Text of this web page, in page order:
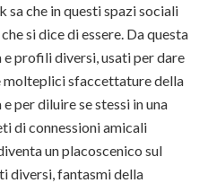
che in questi spazi sociali
si dice di essere. Da questa
profili diversi, usati per dare
molteplici sfaccettature della
per diluire se stessi in una
di connessioni amicali
un placoscenico sul
diversi, fantasmi della